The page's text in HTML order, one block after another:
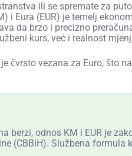
ili se spremate za
i Eura (EUR) je temelj
da brzo i precizno
kurs, već i realnost
čvrsto vezana za Euro, što
berzi, odnos KM i EUR je
(CBBiH). Službena formula